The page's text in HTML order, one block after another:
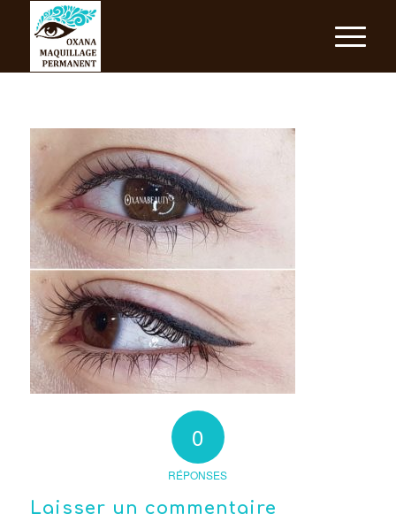
0
RÉPONSES
Laisser un commentaire